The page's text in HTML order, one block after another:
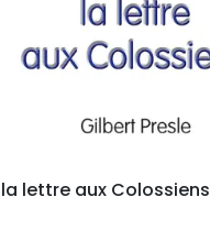
lettre aux Colossiens